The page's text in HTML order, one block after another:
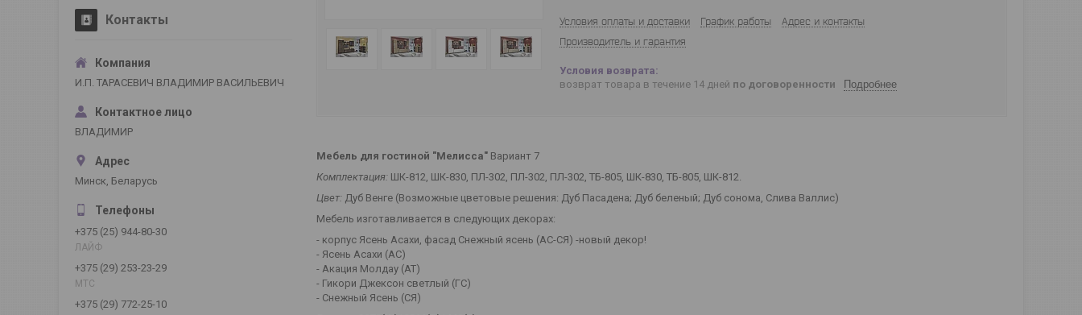
Условия оплаты и доставки График работы
Адрес и контакты
Производитель и гарантия
возврат товара в течение 14 дней по договоренности Подробнее
Мебель для гостиной "Мелисса" Вариант 7
Комплектация: ШК-812, ШК-830, ПЛ-302, ПЛ-302, ПЛ-302, ТБ-805, ШК-830, ТБ-805, ШК-812.
Цвет: Дуб Венге (Возможные цветовые решения: Дуб Пасадена; Дуб беленый; Дуб сонома, Слива Валлис)
Мебель изготавливается в следующих декорах:
- корпус Ясень Асахи, фасад Снежный ясень (АС-СЯ) -новый декор!
- Ясень Асахи (АС)
- Акация Молдау (АТ)
- Гикори Джексон светлый (ГС)
- Снежный Ясень (СЯ)
Контакты
И.П. ТАРАСЕВИЧ ВЛАДИМИР ВАСИЛЬЕВИЧ
ВЛАДИМИР
Минск, Беларусь
+375 (25) 944-80-30
ЛАЙФ
+375 (29) 253-23-29
МТС
+375 (29) 772-25-10